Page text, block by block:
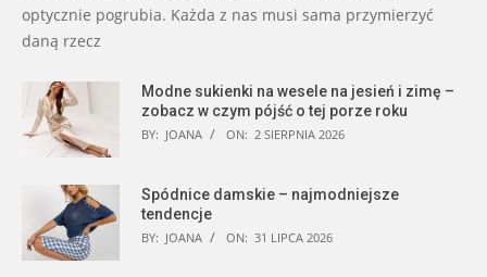
optycznie pogrubia. Każda z nas musi sama przymierzyć
daną rzecz
Modne sukienki na wesele na jesień i zimę –
zobacz w czym pójść o tej porze roku
BY: JOANA ON: 2 SIERPNIA 2026
Spódnice damskie – najmodniejsze
tendencje
BY: JOANA ON: 31 LIPCA 2026